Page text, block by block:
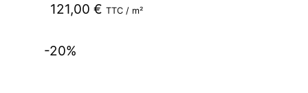
121,00€ TTC / m²
-20%